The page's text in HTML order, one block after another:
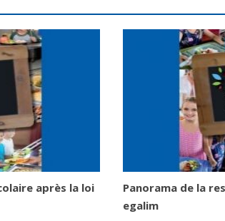
après la loi
Panorama de la
egalim